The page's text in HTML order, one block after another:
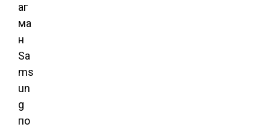
аг
ма
н
Sa
ms
un
g
по